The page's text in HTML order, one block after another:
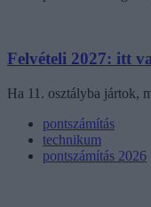
Felvételi 2027: itt
Ha 11. osztályba jártok,
pontszámítás
technikum
pontszámítás 2026